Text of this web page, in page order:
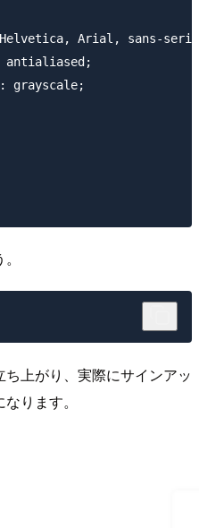
Arial, sans-
antialiased;
grayscale;
上がり、実際にサインアッ
ります。